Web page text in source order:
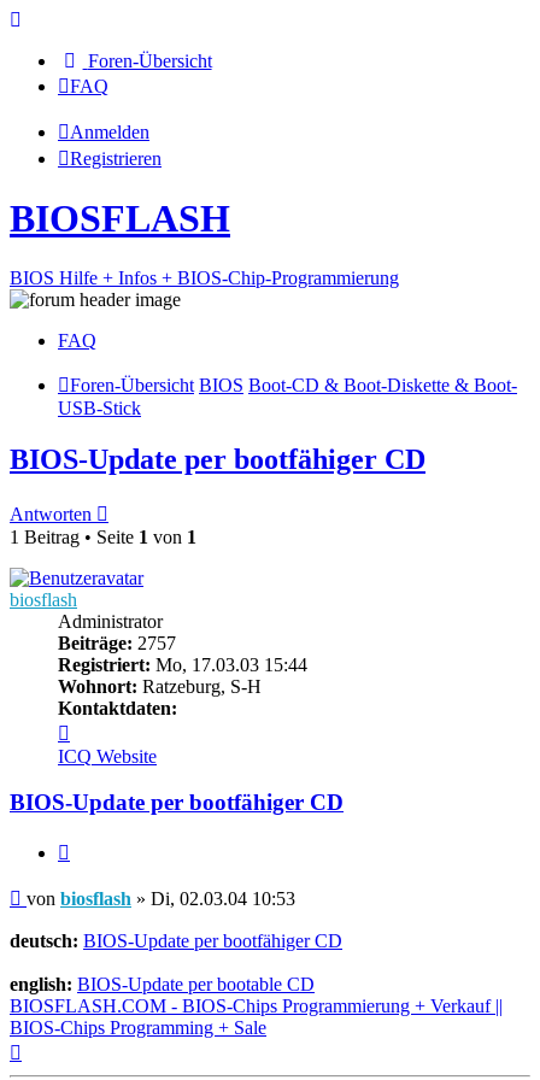
Foren-Übersicht
FAQ
Anmelden
Registrieren
BIOSFLASH
BIOS Hilfe + Infos + BIOS-Chip-Programmierung
FAQ
Foren-Übersicht BIOS Boot-CD & Boot-Diskette & Boot-
USB-Stick
BIOS-Update per bootfähiger CD
Antworten
1 Beitrag • Seite 1 von 1
biosflash
Administrator
Beiträge: 2757
Registriert: Mo, 17.03.03 15:44
Wohnort: Ratzeburg, S-H
Kontaktdaten:
von
biosflash
ICQ Website
BIOS-Update per bootfähiger CD
Beitrag
von biosflash » Di, 02.03.04 10:53
deutsch: BIOS-Update per bootfähiger CD
english: BIOS-Update per bootable CD
BIOSFLASH.COM - BIOS-Chips Programmierung + Verkauf ||
BIOS-Chips Programming + Sale